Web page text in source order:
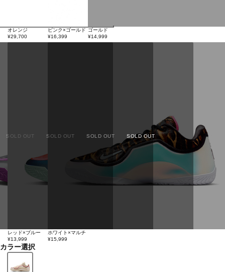
オレンジ
¥29,700
ピンク×ゴールド
¥16,399
ゴールド
¥14,999
SOLD OUT SOLD OUT SOLD OUT
レッド×ブルー
¥13,999
SOLD OUT
ホワイト×マルチ
¥15,999
カラー選択